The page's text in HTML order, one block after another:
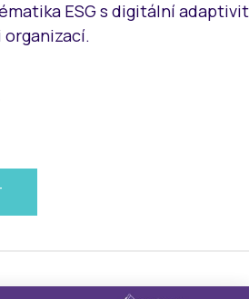
ESG s digitální